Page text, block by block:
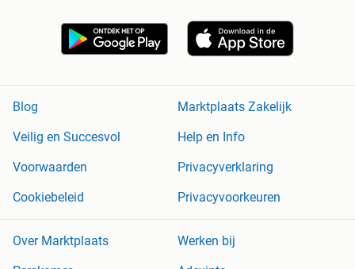
Blog
Marktplaats Zakelijk
Veilig en Succesvol
Help en Info
Voorwaarden
Privacyverklaring
Cookiebeleid
Privacyvoorkeuren
Over Marktplaats
Werken bij